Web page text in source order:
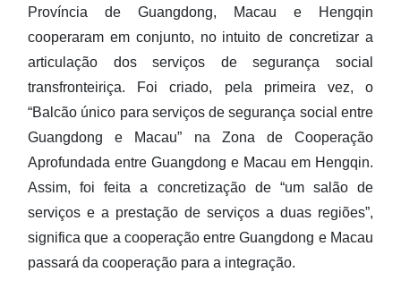
Província de Guangdong, Macau e Hengqin
cooperaram em conjunto, no intuito de concretizar a
articulação dos serviços de segurança social
transfronteiriça. Foi criado, pela primeira vez, o
“Balcão único para serviços de segurança social entre
Guangdong e Macau” na Zona de Cooperação
Aprofundada entre Guangdong e Macau em Hengqin.
Assim, foi feita a concretização de “um salão de
serviços e a prestação de serviços a duas regiões”,
significa que a cooperação entre Guangdong e Macau
passará da cooperação para a integração.